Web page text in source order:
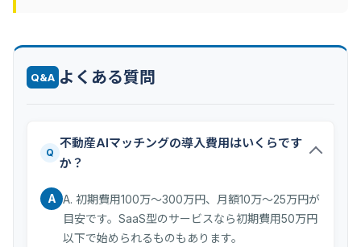
Q&A よくある質問
Q
不動産AIマッチングの導入費用はいくらです
か？
A A. 初期費用100万〜300万円、月額10万〜25万円が
目安です。SaaS型のサービスなら初期費用50万円
以下で始められるものもあります。